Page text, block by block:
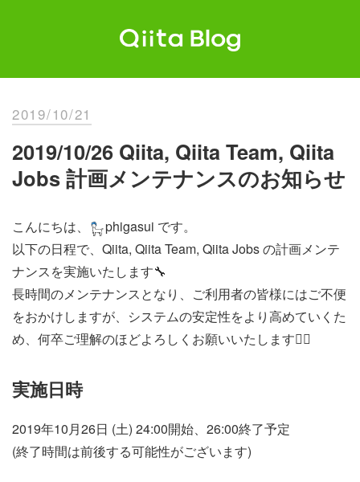
2019/10/21
2019/10/26 Qiita, Qiita Team, Qiita
Jobs 計画メンテナンスのお知らせ
こんにちは、
phigasui です。
以下の日程で、Qiita, Qiita Team, Qiita Jobs の計画メンテ
ナンスを実施いたします🔧
長時間のメンテナンスとなり、ご利用者の皆様にはご不便
をおかけしますが、システムの安定性をより高めていくた
め、何卒ご理解のほどよろしくお願いいたします🙇‍♀️
実施日時
2019年10月26日 (土) 24:00開始、26:00終了予定
(終了時間は前後する可能性がございます)